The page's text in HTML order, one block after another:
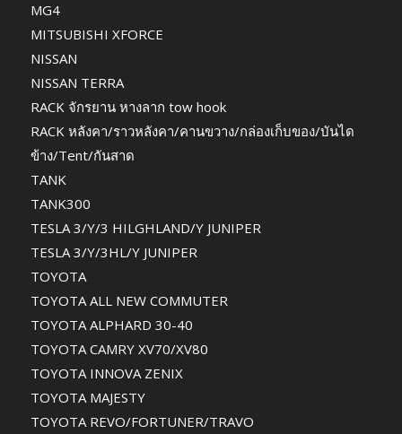
MG4
MITSUBISHI XFORCE
NISSAN
NISSAN TERRA
RACK จักรยาน หางลาก tow hook
RACK หลังคา/ราวหลังคา/คานขวาง/กล่องเก็บของ/บันได
ข้าง/Tent/กันสาด
TANK
TANK300
TESLA 3/Y/3 HILGHLAND/Y JUNIPER
TESLA 3/Y/3HL/Y JUNIPER
TOYOTA
TOYOTA ALL NEW COMMUTER
TOYOTA ALPHARD 30-40
TOYOTA CAMRY XV70/XV80
TOYOTA INNOVA ZENIX
TOYOTA MAJESTY
TOYOTA REVO/FORTUNER/TRAVO